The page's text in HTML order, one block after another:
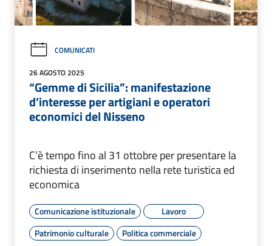
COMUNICATI
26 AGOSTO 2025
“Gemme di Sicilia”: manifestazione
d’interesse per artigiani e operatori
economici del Nisseno
C’è tempo fino al 31 ottobre per presentare la
richiesta di inserimento nella rete turistica ed
economica
Comunicazione istituzionale
Lavoro
Patrimonio culturale
Politica commerciale